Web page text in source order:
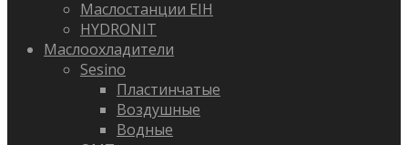
Маслостанции EIH
HYDRONIT
Маслоохладители
Sesino
Пластинчатые
Воздушные
Водные